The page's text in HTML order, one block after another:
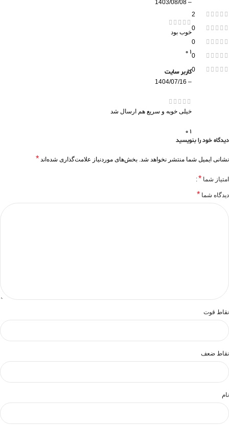
2
0
0
0
0
–
1403/08/08
خوب بود
1
0
کاربر سایت
–
1404/07/16
خیلی خوبه و سریع هم ارسال شد
1
0
دیدگاه خود را بنویسید
نشانی ایمیل شما منتشر نخواهد شد. بخش‌های موردنیاز علامت‌گذاری شده‌اند *
امتیاز شما *
دیدگاه شما *
نقاط قوت
نقاط ضعف
نام